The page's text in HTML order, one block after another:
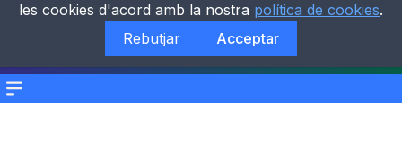
Menu
les cookies d'acord amb la nostra política de cookies.
Rebutjar
Acceptar